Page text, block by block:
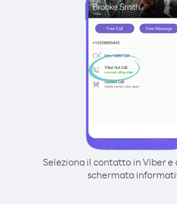
Seleziona il contatto in Viber e
schermata